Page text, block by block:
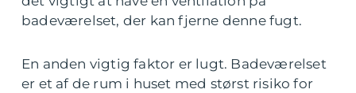
badeværelset, der kan fjerne denne fugt.
En anden vigtig faktor er lugt. Badeværelset
er et af de rum i huset med størst risiko for